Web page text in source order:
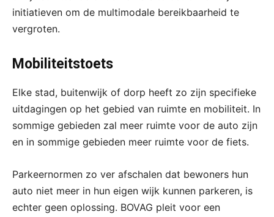
initiatieven om de multimodale bereikbaarheid te
vergroten.
Mobiliteitstoets
Elke stad, buitenwijk of dorp heeft zo zijn specifieke
uitdagingen op het gebied van ruimte en mobiliteit. In
sommige gebieden zal meer ruimte voor de auto zijn
en in sommige gebieden meer ruimte voor de fiets.
Parkeernormen zo ver afschalen dat bewoners hun
auto niet meer in hun eigen wijk kunnen parkeren, is
echter geen oplossing. BOVAG pleit voor een